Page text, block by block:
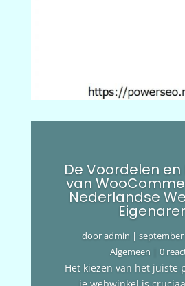
De Voordelen
van
Nederlandse
dooradmin |september
Algemeen | 0
Het kiezen van het juiste